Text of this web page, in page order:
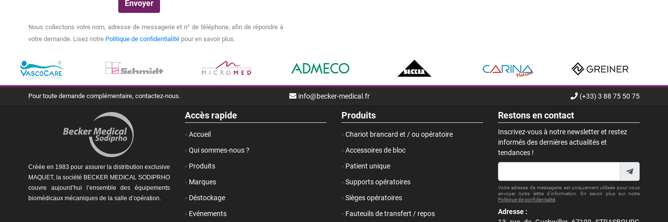
Nous collectons votre nom, adresse de messagerie et n° de téléphone, afin de répondre à
votre demande. Lisez notre Politique de confidentialité pour en savoir plus.
Pour toute demande complémentaire, contactez-nous. info@becker-medical.fr (+33) 3 88 75 50 75
Créée en 1983 pour assurer la distribution exclusive
MAQUET, la société BECKER MEDICAL SODIPRHO
couvre aujourd’hui l’ensemble des équipements
biomédicaux mécaniques de la salle d’opération.
Accès rapide
Accueil
Qui sommes-nous ?
Produits
Marques
Déstockage
Evénements
Produits
Chariot brancard et / ou opératoire
Accessoires de bloc
Patient unique
Supports opératoires
Sièges opératoires
Fauteuils de transfert / repos
Restons en contact
Inscrivez-vous à notre newsletter et restez
informés des dernières actualités et
tendances !
Votre adresse de messagerie est uniquement utilisée pour vous
envoyer notre lettre d'information. En savoir plus sur notre
Politique de confidentialité
Adresse :